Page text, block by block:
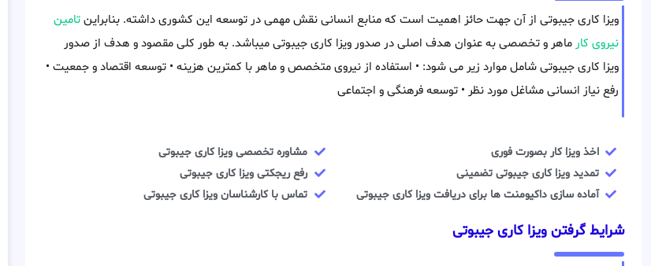
ویزا کاری جیبوتی از آن جهت حائز اهمیت است که منابع انسانی نقش مهمی در توسعه این کشوری داشته. بنابراینتامین
نیروی کار ماهر و تخصصی به عنوان هدف اصلی در صدور ویزا کاری جیبوتی میباشد. به طور کلی مقصود و هدف از صدور
ویزا کاری جیبوتی شامل موارد زیر می شود: • استفاده از نیروی متخصص و ماهر با کمترین هزینه • توسعه اقتصاد و جمعیت •
رفع نیاز انسانی مشاغل مورد نظر • توسعه فرهنگی و اجتماعی
اخذ ویزا کار بصورت فوری
تمدید ویزا کاری جیبوتی تضمینی
آماده سازی داکیومنت ها برای دریافت ویزا کاری جیبوتی
مشاوره تخصصی ویزا کاری جیبوتی
رفع ریجکتی ویزا کاری جیبوتی
تماس با کارشناسان ویزا کاری جیبوتی
شرایط گرفتن ویزا کاری جیبوتی